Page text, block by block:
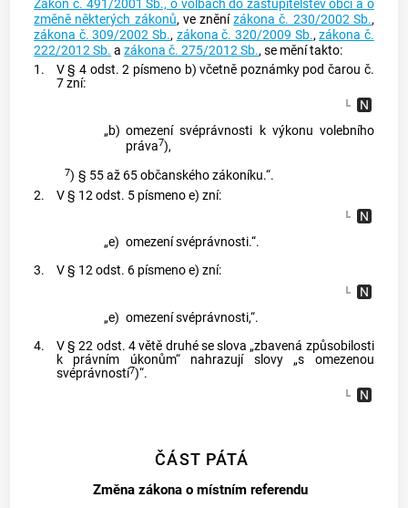
Zákon č. 491/2001 Sb., o volbách do zastupitelstev obcí a o
změně některých zákonů, ve zněnízákona č. 230/2002 Sb.,
zákona č. 309/2002 Sb., zákona č. 320/2009 Sb.,zákona č.
222/2012 Sb. azákona č. 275/2012 Sb., se mění takto:
1.
V § 4 odst. 2 písmeno b) včetně poznámky pod čarou č.
7 zní:
„b) omezení svéprávnosti k výkonu volebního
práva7),
7) § 55 až 65 občanského zákoníku.“.
2.
V § 12 odst. 5 písmeno e) zní:
„e) omezení svéprávnosti.“.
3.
V § 12 odst. 6 písmeno e) zní:
„e) omezení svéprávnosti,“.
4.
V § 22 odst. 4 větě druhé se slova „zbavená způsobilosti
k právním úkonům“ nahrazují slovy „s omezenou
svéprávností7)“.
ČÁST PÁTÁ
Změna zákona o místním referendu